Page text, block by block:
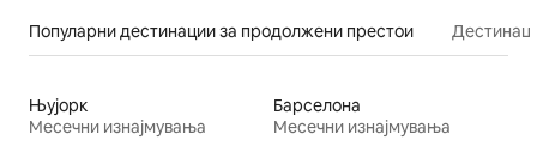
Популарни дестинации за продолжени престои
Њујорк
Месечни изнајмувања
Барселона
Месечни изнајмувања